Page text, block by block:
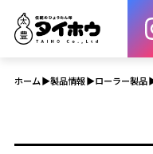
ホーム 製品情報 ローラー製品